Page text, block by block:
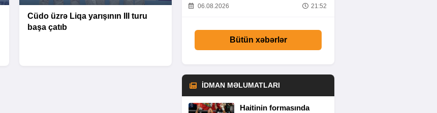
Cüdo üzrə Liqa yarışının III turu
başa çatıb
06.08.2026 21:52
Bütün xəbərlər
İDMAN MƏLUMATLARI
Haitinin formasında